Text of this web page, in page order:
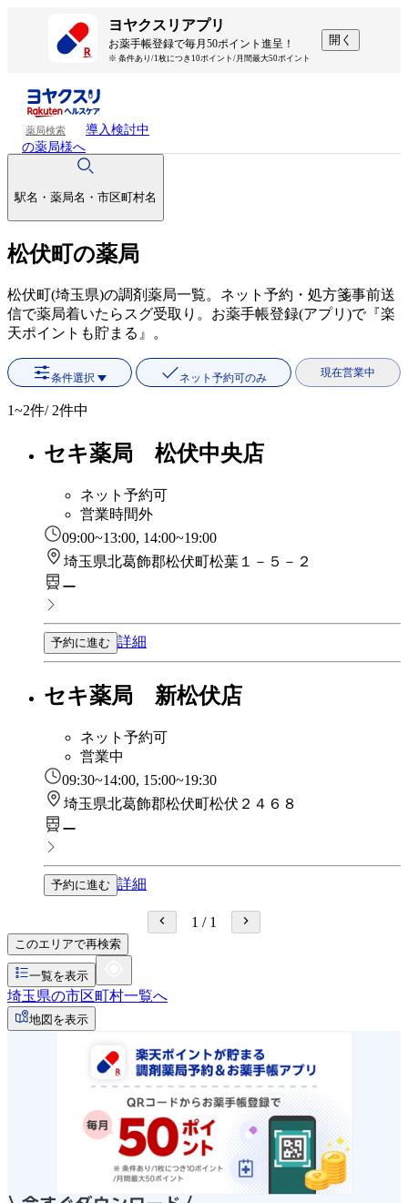
ヨヤクスリアプリ
お薬手帳登録で毎月50ポイント進呈！
※ 条件あり/1枚につき10ポイント/月間最大50ポイント
開く
薬局検索
導入検討中
の薬局様へ
駅名・薬局名・市区町村名
松伏町の薬局
松伏町(埼玉県)の調剤薬局一覧。ネット予約・処方箋事前送
信で薬局着いたらスグ受取り。お薬手帳登録(アプリ)で『楽
天ポイントも貯まる』。
条件選択 ネット予約可のみ 現在営業中
1~2件/ 2件中
セキ薬局 松伏中央店
ネット予約可
営業時間外
09:00~13:00, 14:00~19:00
埼玉県北葛飾郡松伏町松葉１－５－２
ー
予約に進む 詳細
セキ薬局 新松伏店
ネット予約可
営業中
09:30~14:00, 15:00~19:30
埼玉県北葛飾郡松伏町松伏２４６８
ー
予約に進む 詳細
1 / 1
このエリアで再検索
一覧を表示
埼玉県の市区町村一覧へ
地図を表示